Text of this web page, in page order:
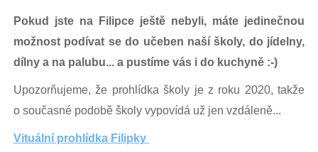
Pokud jste na Filipce ještě nebyli, máte jedinečnou
možnost podívat se do učeben naší školy, do jídelny,
dílny a na palubu... a pustíme vás i do kuchyně :-)
Upozorňujeme, že prohlídka školy je z roku 2020, takže
o současné podobě školy vypovídá už jen vzdáleně...
Vituální prohlídka Filipky